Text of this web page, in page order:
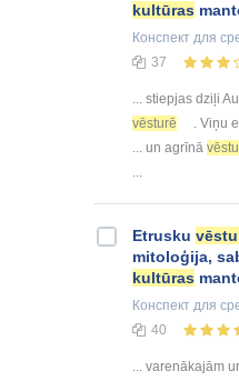
kultūras
Конспект для
37
... stiepjas dziļi
vēsturē
. Viņu
... un agrīnā
...
Etrusku
mitoloģija,
kultūras
Конспект для
40
... varenākajām